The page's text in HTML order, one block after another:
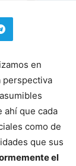
en
perspectiva
ahí que cada
como de
que sus
el